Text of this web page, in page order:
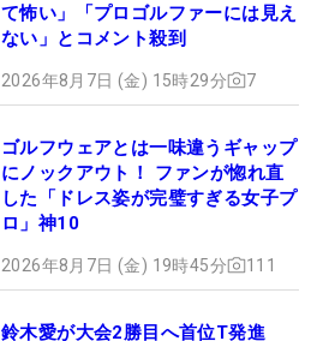
て怖い」「プロゴルファーには見え
ない」とコメント殺到
2026年8月7日 (金) 15時29分 7
ゴルフウェアとは一味違うギャップ
にノックアウト！ ファンが惚れ直
した「ドレス姿が完璧すぎる女子プ
ロ」神10
2026年8月7日 (金) 19時45分 111
鈴木愛が大会2勝目へ首位T発進